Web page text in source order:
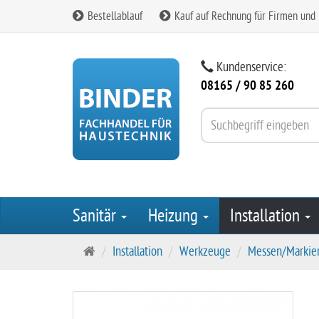
Bestellablauf Kauf auf Rechnung für Firmen und
Kundenservice:
08165 / 90 85 260
Sanitär Heizung Installation
S
a
Installation Werkzeuge Messen/